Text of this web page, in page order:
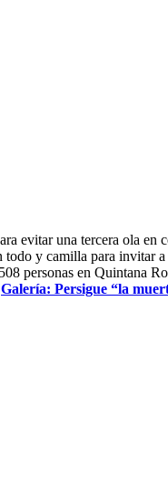
evitar una tercera ola en
todo y camilla para invitar a
personas en Quintana
Galería: Persigue “la